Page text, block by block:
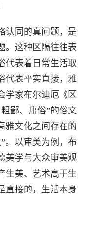
同的真问题，是
。这种区隔往往表
代表着日常生活取
代表平实直接，雅
学家布尔迪厄《区
鄙、庸俗”的俗文
雅文化之间存在的
。以审美为例，布
美学与大众审美观
生美、艺术高于生
直接的，生活本身